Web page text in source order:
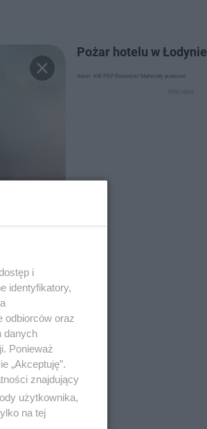
Pożar hotelu w Łodynie
Autor: KW PSP Rzeszów/ Materiały prasowe
i
identyfikatory,
odbiorców oraz
danych
Ponieważ
„Akceptuję”.
znajdujący
użytkownika,
na tej